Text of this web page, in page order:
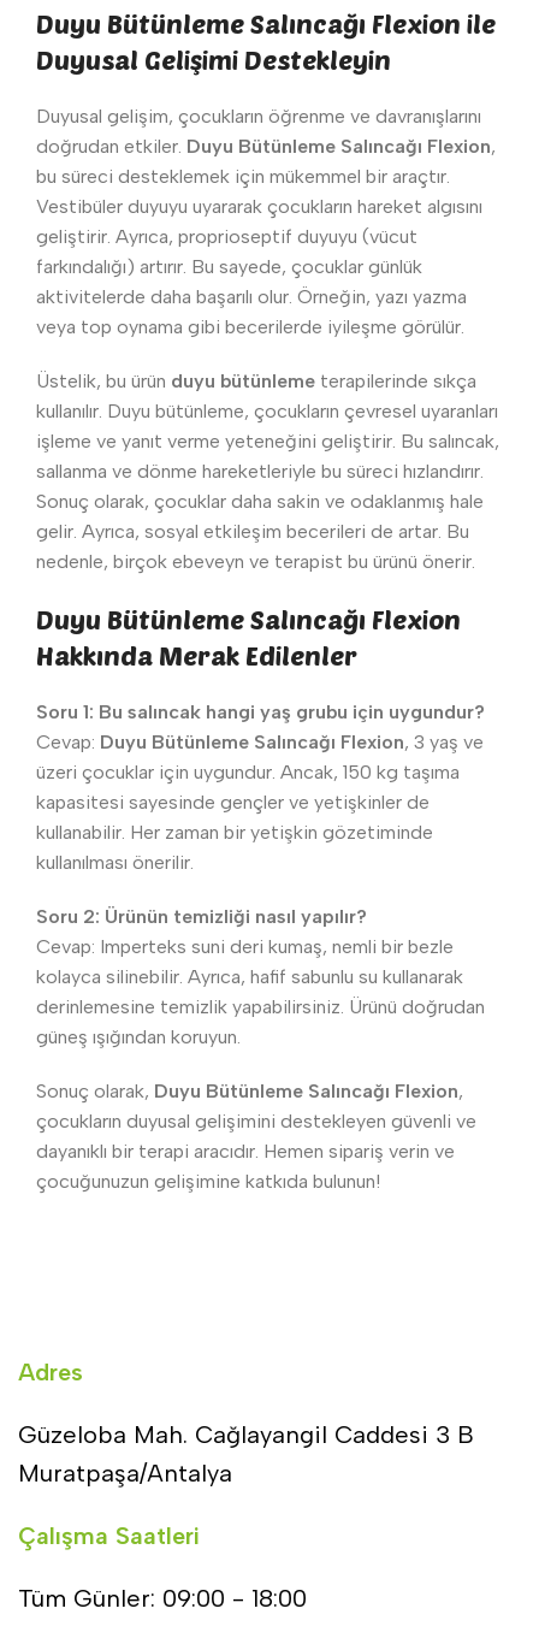
Duyu Bütünleme Salıncağı Flexion ile
Duyusal Gelişimi Destekleyin
Duyusal gelişim, çocukların öğrenme ve davranışlarını
doğrudan etkiler. Duyu Bütünleme Salıncağı Flexion,
bu süreci desteklemek için mükemmel bir araçtır.
Vestibüler duyuyu uyararak çocukların hareket algısını
geliştirir. Ayrıca, proprioseptif duyuyu (vücut
farkındalığı) artırır. Bu sayede, çocuklar günlük
aktivitelerde daha başarılı olur. Örneğin, yazı yazma
veya top oynama gibi becerilerde iyileşme görülür.
Üstelik, bu ürün duyu bütünleme terapilerinde sıkça
kullanılır. Duyu bütünleme, çocukların çevresel uyaranları
işleme ve yanıt verme yeteneğini geliştirir. Bu salıncak,
sallanma ve dönme hareketleriyle bu süreci hızlandırır.
Sonuç olarak, çocuklar daha sakin ve odaklanmış hale
gelir. Ayrıca, sosyal etkileşim becerileri de artar. Bu
nedenle, birçok ebeveyn ve terapist bu ürünü önerir.
Duyu Bütünleme Salıncağı Flexion
Hakkında Merak Edilenler
Soru 1: Bu salıncak hangi yaş grubu için uygundur?
Cevap: Duyu Bütünleme Salıncağı Flexion, 3 yaş ve
üzeri çocuklar için uygundur. Ancak, 150 kg taşıma
kapasitesi sayesinde gençler ve yetişkinler de
kullanabilir. Her zaman bir yetişkin gözetiminde
kullanılması önerilir.
Soru 2: Ürünün temizliği nasıl yapılır?
Cevap: Imperteks suni deri kumaş, nemli bir bezle
kolayca silinebilir. Ayrıca, hafif sabunlu su kullanarak
derinlemesine temizlik yapabilirsiniz. Ürünü doğrudan
güneş ışığından koruyun.
Sonuç olarak, Duyu Bütünleme Salıncağı Flexion,
çocukların duyusal gelişimini destekleyen güvenli ve
dayanıklı bir terapi aracıdır. Hemen sipariş verin ve
çocuğunuzun gelişimine katkıda bulunun!
Adres
Güzeloba Mah. Cağlayangil Caddesi 3 B
Muratpaşa/Antalya
Çalışma Saatleri
Tüm Günler: 09:00 - 18:00